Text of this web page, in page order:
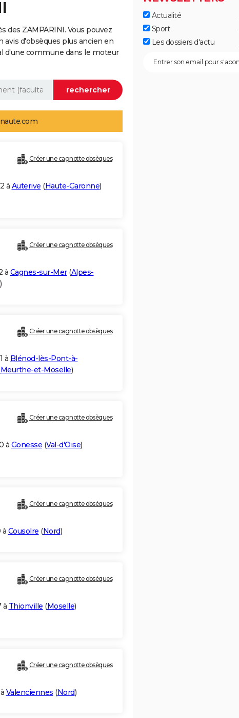
des ZAMPARINI. Vous pouvez
avis d'obsèques plus ancien en
d'une commune dans le moteur
Créer une cagnotte obsèques
à Auterive (Haute-Garonne)
Créer une cagnotte obsèques
à Cagnes-sur-Mer(Alpes-
)
Créer une cagnotte obsèques
à Blénod-lès-Pont-à-
Meurthe-et-Moselle)
Créer une cagnotte obsèques
à Gonesse (Val-d'Oise)
Créer une cagnotte obsèques
à Cousolre (Nord)
Créer une cagnotte obsèques
à Thionville (Moselle)
Créer une cagnotte obsèques
Valenciennes (Nord)
Actualité
Sport
Les dossiers d'actu